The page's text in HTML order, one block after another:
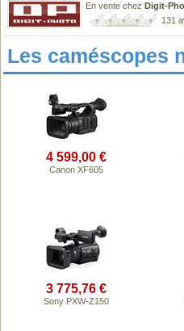
En vente chez Digit-
131
Les caméscopes
4 599,00 €
Canon XF605
3 775,76 €
Sony PXW-Z150